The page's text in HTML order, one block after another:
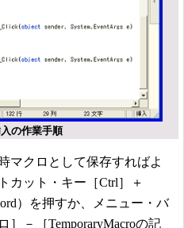
の作業手順
マクロとして保存すればよ
カット・キー［Ctrl］＋
）を押すか、メニュー・バ
］－［TemporaryMacroの記